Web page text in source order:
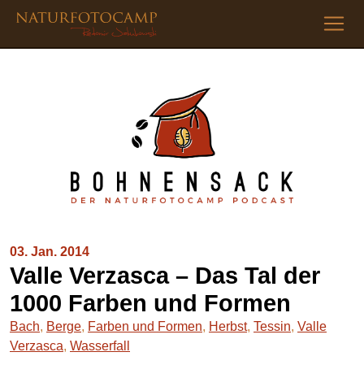
03. Jan. 2014
Valle Verzasca – Das Tal der
1000 Farben und Formen
Bach, Berge, Farben und Formen, Herbst, Tessin, Valle
Verzasca, Wasserfall